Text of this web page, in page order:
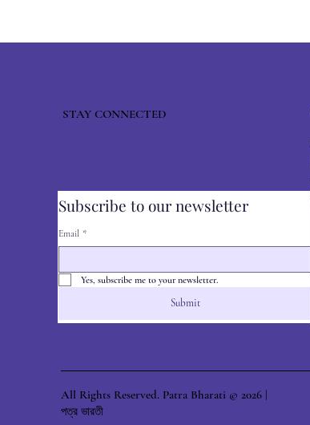
Subscribe to our newsletter
Email *
Yes, subscribe me to your newsletter.
Submit
STAY CONNECTED
All Rights Reserved. Patra Bharati © 2026 |
পত্র ভারতী